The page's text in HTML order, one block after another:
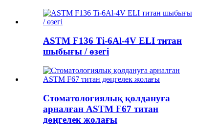
ASTM F136 Ti-6Al-4V ELI титан
шыбығы / өзегі
Стоматологиялық қолдануға
арналған ASTM F67 титан
дөңгелек жолағы